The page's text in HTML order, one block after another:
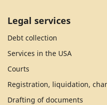
Legal services
Debt collection
Services in the USA
Courts
Registration, liquidation,
Drafting of documents